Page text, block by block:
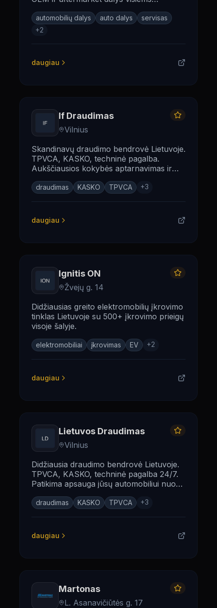
automobilių dalys auto dalys
servisas
+2
daugiau
If Draudimas
Vilnius
Skandinavų draudimo bendrovė Lietuvoje.
TPVCA, KASKO, techninė pagalba.
Aukščiausios kokybės aptarnavimas ir
draudimas KASKO TPVCA +3
daugiau
Ignitis ON
Žvejų g. 14
Didžiausias greito elektromobilių įkrovimo
tinklas Lietuvoje su 500+ įkrovimo prieigų
visoje šalyje.
elektromobiliai įkrovimas EV +2
daugiau
Lietuvos Draudimas
Vilnius
Didžiausia draudimo bendrovė Lietuvoje.
TPVCA, KASKO, techninė pagalba 24/7.
Patikima apsauga jūsų automobiliui nuo
draudimas KASKO TPVCA +3
daugiau
Martonas
L. Asanavičiūtės g. 17